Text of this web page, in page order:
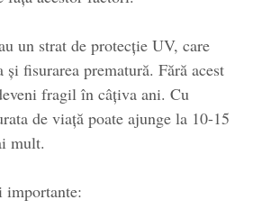
un strat de protecție UV, care
fisurarea prematură. Fără acest
fragil în câțiva ani. Cu
de viață poate ajunge la 10-15
mult.
importante: